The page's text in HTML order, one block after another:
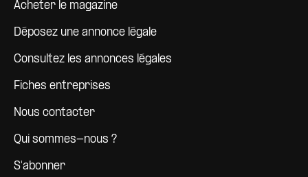
Acheter le magazine
Déposez une annonce légale
Consultez les annonces légales
Fiches entreprises
Nous contacter
Qui sommes-nous ?
S'abonner